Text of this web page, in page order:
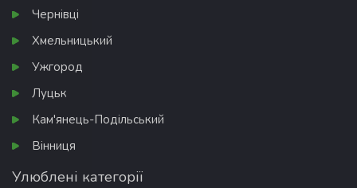
Чернівці
Хмельницький
Ужгород
Луцьк
Кам'янець-Подільський
Вінниця
Улюблені категорії